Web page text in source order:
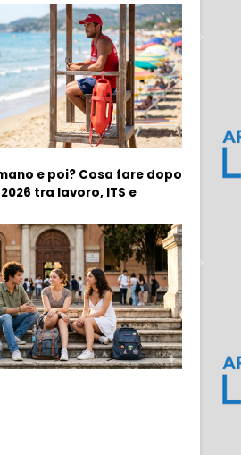
e poi? Cosa fare dopo
tra lavoro, ITS e